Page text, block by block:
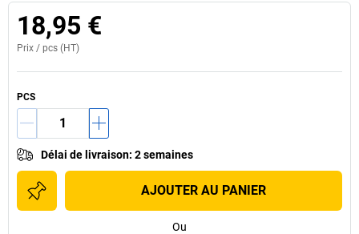
18,95 €
Prix / pcs (HT)
PCS
Délai de livraison: 2 semaines
AJOUTER AU PANIER
Ou